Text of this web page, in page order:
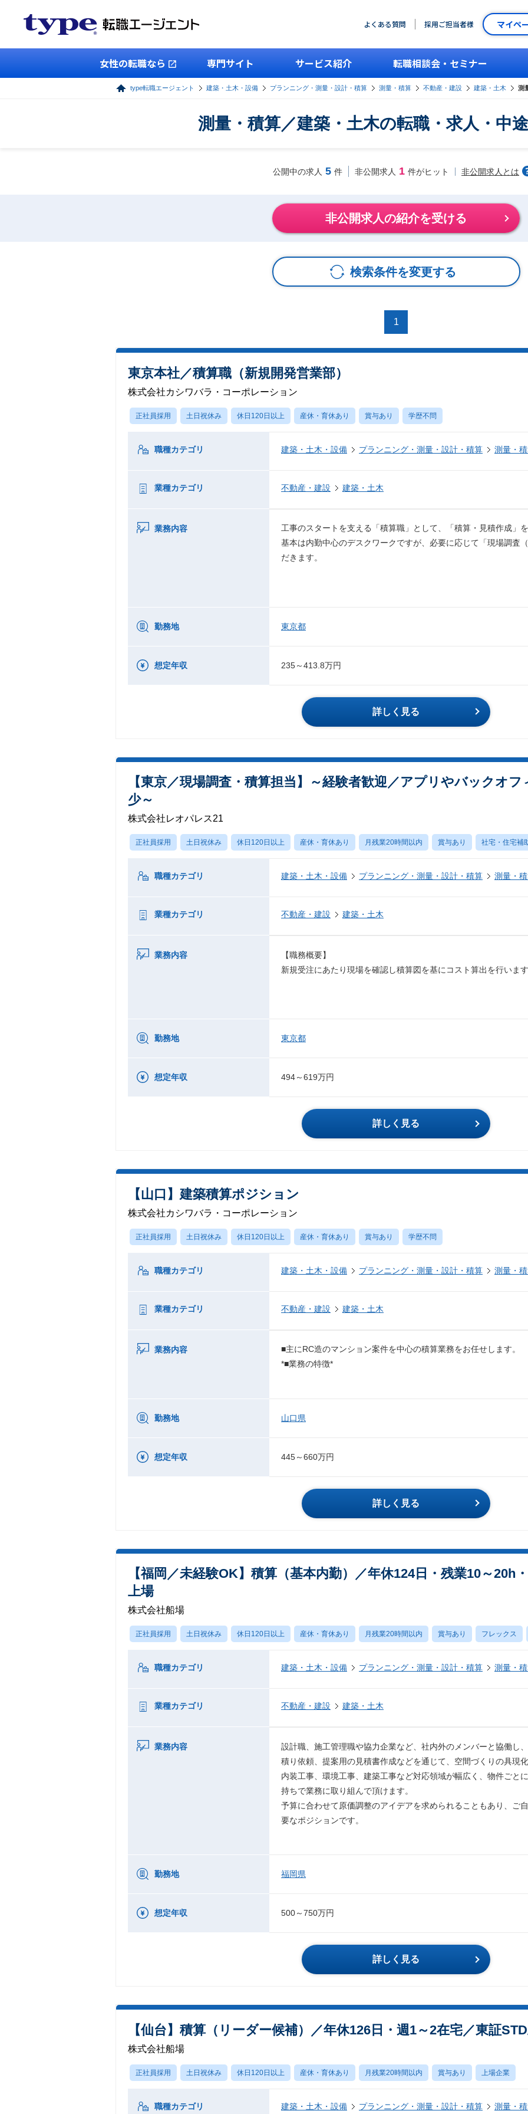
よくある質問 採用ご担当者様 マイペ
女性の転職なら 専門サイト サービス紹介 転職相談会・セミナー
type転職エージェント 建築・土木・設備 プランニング・測量・設計・積算 測量・積算 不動産・建設 建築・土木 測
測量・積算／建築・土木の転職・求人・中
公開中の求人 5 件 非公開求人 1 件がヒット 非公開求人とは
非公開求人の紹介を受ける
検索条件を変更する
1
東京本社／積算職（新規開発営業部）
株式会社カシワバラ・コーポレーション
正社員採用 土日祝休み 休日120日以上 産休・育休あり 賞与あり 学歴不問
職種カテゴリ 建築・土木・設備 プランニング・測量・設計・積算 測量・
業種カテゴリ 不動産・建設 建築・土木
業務内容
工事のスタートを支える「積算職」として、「積算・見積作成」
基本は内勤中心のデスクワークですが、必要に応じて「現場調査
だきます。
勤務地 東京都
想定年収 235～413.8万円
詳しく見る
【東京／現場調査・積算担当】～経験者歓迎／アプリやバックオ
少～
株式会社レオパレス21
正社員採用 土日祝休み 休日120日以上 産休・育休あり 月残業20時間以内 賞与あり 社宅・住宅補
職種カテゴリ 建築・土木・設備 プランニング・測量・設計・積算 測量・
業種カテゴリ 不動産・建設 建築・土木
業務内容
【職務概要】
新規受注にあたり現場を確認し積算図を基にコスト算出を行います
勤務地 東京都
想定年収 494～619万円
詳しく見る
【山口】建築積算ポジション
株式会社カシワバラ・コーポレーション
正社員採用 土日祝休み 休日120日以上 産休・育休あり 賞与あり 学歴不問
職種カテゴリ 建築・土木・設備 プランニング・測量・設計・積算 測量・
業種カテゴリ 不動産・建設 建築・土木
業務内容
■主にRC造のマンション案件を中心の積算業務をお任せします。
*■業務の特徴*
勤務地 山口県
想定年収 445～660万円
詳しく見る
【福岡／未経験OK】積算（基本内勤）／年休124日・残業10～20h
上場
株式会社船場
正社員採用 土日祝休み 休日120日以上 産休・育休あり 月残業20時間以内 賞与あり フレックス
職種カテゴリ 建築・土木・設備 プランニング・測量・設計・積算 測量・
業種カテゴリ 不動産・建設 建築・土木
業務内容
設計職、施工管理職や協力企業など、社内外のメンバーと協働し
積り依頼、提案用の見積書作成などを通じて、空間づくりの具現
内装工事、環境工事、建築工事など対応領域が幅広く、物件ごと
持ちで業務に取り組んで頂けます。
予算に合わせて原価調整のアイデアを求められることもあり、ご
要なポジションです。
勤務地 福岡県
想定年収 500～750万円
詳しく見る
【仙台】積算（リーダー候補）／年休126日・週1～2在宅／東証
株式会社船場
正社員採用 土日祝休み 休日120日以上 産休・育休あり 月残業20時間以内 賞与あり 上場企業
職種カテゴリ 建築・土木・設備 プランニング・測量・設計・積算 測量・